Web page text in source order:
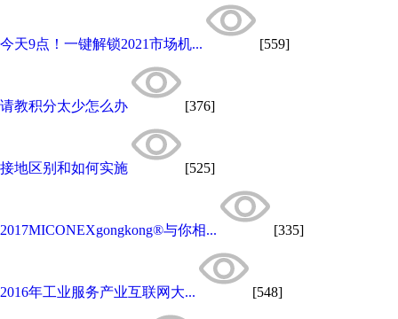
今天9点！一键解锁2021市场机... [559]
请教积分太少怎么办 [376]
接地区别和如何实施 [525]
2017MICONEXgongkong®与你相... [335]
2016年工业服务产业互联网大... [548]